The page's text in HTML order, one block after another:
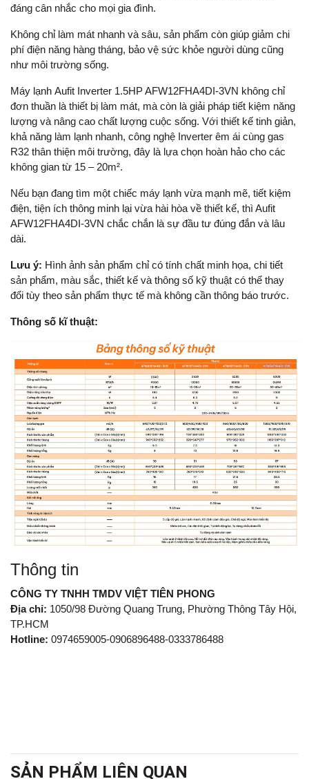
đáng cân nhắc cho mọi gia đình.
Không chỉ làm mát nhanh và sâu, sản phẩm còn giúp giảm chi
phí điện năng hàng tháng, bảo vệ sức khỏe người dùng cũng
như môi trường sống.
Máy lạnh Aufit Inverter 1.5HP AFW12FHA4DI-3VN không chỉ
đơn thuần là thiết bị làm mát, mà còn là giải pháp tiết kiệm năng
lượng và nâng cao chất lượng cuộc sống. Với thiết kế tinh giản,
khả năng làm lạnh nhanh, công nghệ Inverter êm ái cùng gas
R32 thân thiện môi trường, đây là lựa chọn hoàn hảo cho các
không gian từ 15 – 20m².
Nếu bạn đang tìm một chiếc máy lạnh vừa mạnh mẽ, tiết kiệm
điện, tiện ích thông minh lại vừa hài hòa về thiết kế, thì Aufit
AFW12FHA4DI-3VN chắc chắn là sự đầu tư đúng đắn và lâu
dài.
Lưu ý: Hình ảnh sản phẩm chỉ có tính chất minh họa, chi tiết
sản phẩm, màu sắc, thiết kế và thông số kỹ thuật có thể thay
đổi tùy theo sản phẩm thực tế mà không cần thông báo trước.
Thông số kĩ thuật:
Thông tin
CÔNG TY TNHH TMDV VIỆT TIÊN PHONG
Địa chỉ: 1050/98 Đường Quang Trung, Phường Thông Tây Hội,
TP.HCM
Hotline: 0974659005-0906896488-0333786488
SẢN PHẨM LIÊN QUAN